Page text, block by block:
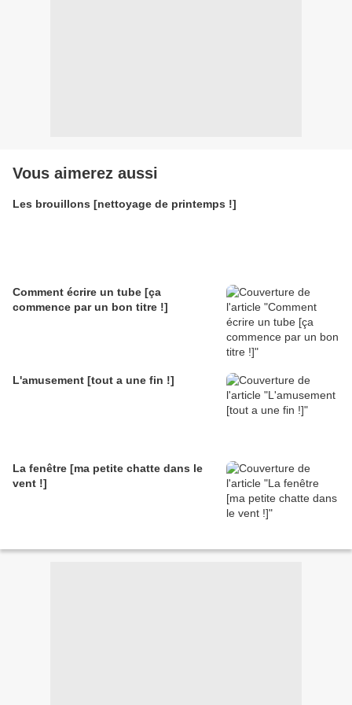
Vous aimerez aussi
Les brouillons [nettoyage de printemps !]
Comment écrire un tube [ça
commence par un bon titre !]
L'amusement [tout a une fin !]
La fenêtre [ma petite chatte dans le
vent !]